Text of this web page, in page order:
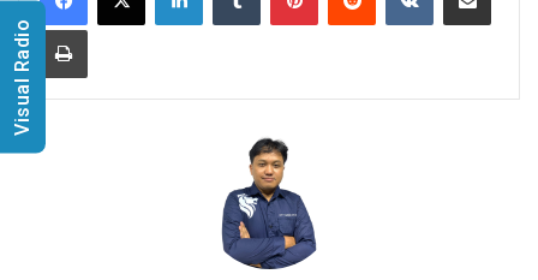
Print
Visual Radio